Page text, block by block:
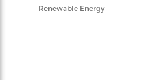
Renewable Energy